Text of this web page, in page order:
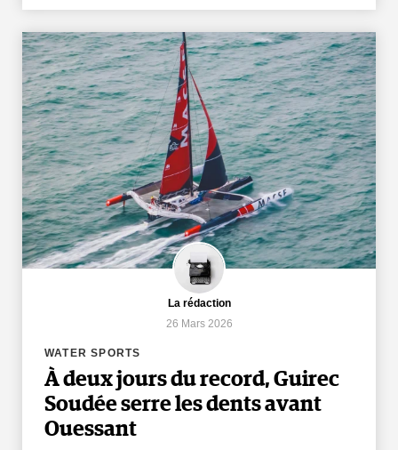
La rédaction
26 Mars 2026
WATER SPORTS
À deux jours du record, Guirec
Soudée serre les dents avant
Ouessant